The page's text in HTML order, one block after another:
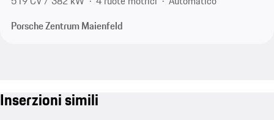
Porsche Zentrum Maienfeld
Inserzioni simili